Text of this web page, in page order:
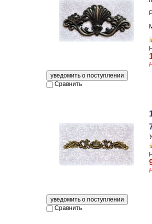
Сравнить
Сравнить